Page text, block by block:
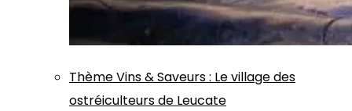
ThèmeVins & Saveurs: Le village des
ostréiculteurs de Leucate